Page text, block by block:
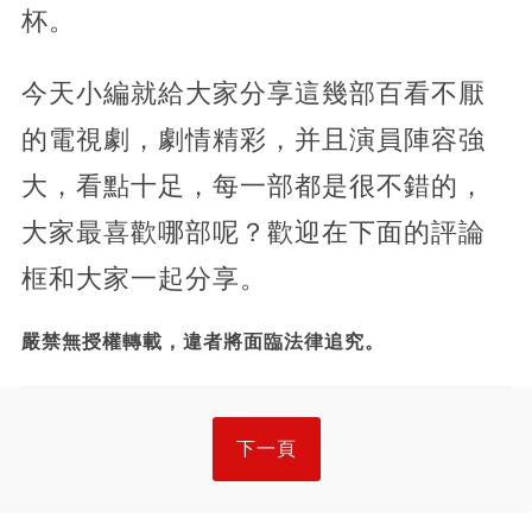
杯。
今天小編就給大家分享這幾部百看不厭
的電視劇，劇情精彩，并且演員陣容強
大，看點十足，每一部都是很不錯的，
大家最喜歡哪部呢？歡迎在下面的評論
框和大家一起分享。
嚴禁無授權轉載，違者將面臨法律追究。
下一頁